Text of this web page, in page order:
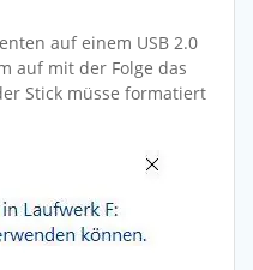
auf einem USB 2.0
auf mit der Folge das
Stick müsse formatiert